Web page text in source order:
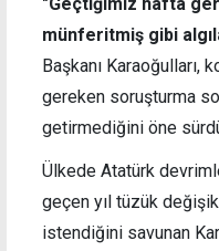
münferitmiş gibi
Başkanı Karaoğulları,
gereken soruşturma
getirmediğini öne
Ülkede Atatürk
geçen yıl tüzük
istendiğini savunan